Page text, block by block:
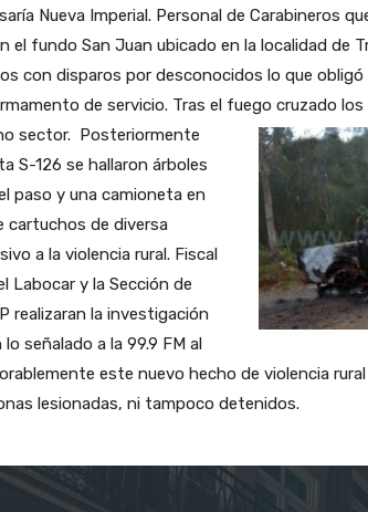
Nueva Imperial. Personal de Carabineros
el fundo San Juan ubicado en la localidad de
con disparos por desconocidos lo que
de servicio. Tras el fuego cruzado
sector.
Posteriormente
S-126 se hallaron árboles
paso y una camioneta en
cartuchos de diversa
a la violencia rural. Fiscal
Labocar y la Sección de
realizaran la investigación
señalado a la 99.9 FM al
este nuevo hecho de violencia
lesionadas, ni tampoco detenidos.